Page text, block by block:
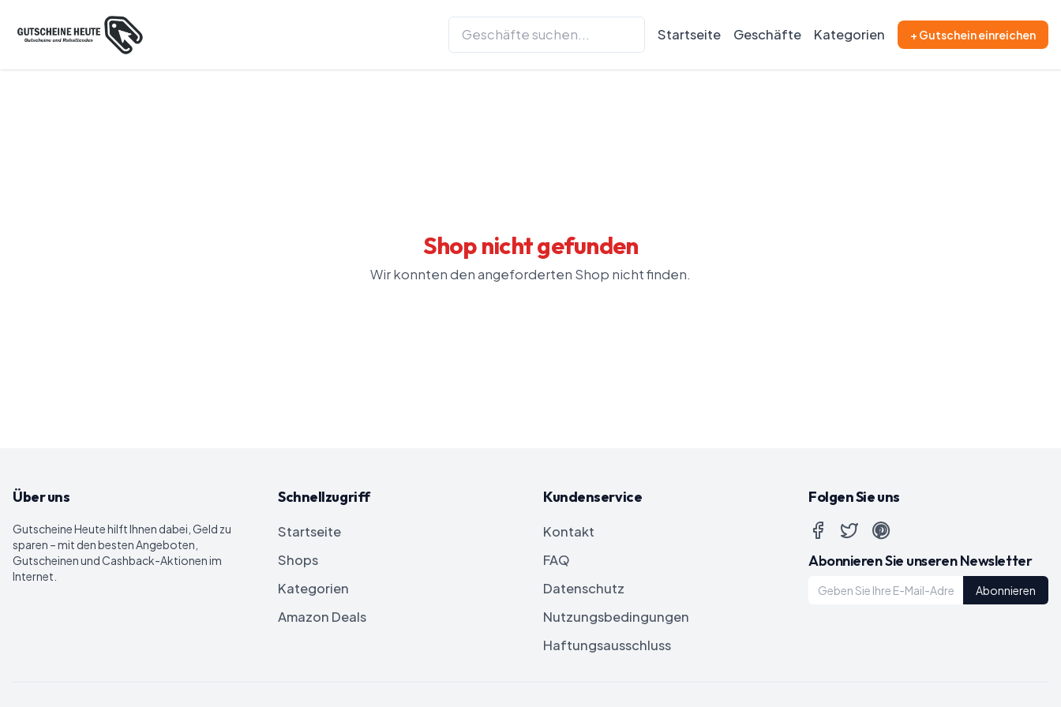
Startseite Geschäfte Kategorien + Gutschein einreichen
Shop nicht gefunden
Wir konnten den angeforderten Shop nicht finden.
Über uns
Gutscheine Heutehilft Ihnen dabei, Geld zu
sparen – mit den besten Angeboten,
Gutscheinen und Cashback-Aktionen im
Internet.
Schnellzugriff
Startseite
Shops
Kategorien
Amazon Deals
Kundenservice
Kontakt
FAQ
Datenschutz
Nutzungsbedingungen
Haftungsausschluss
Folgen Sie uns
Abonnieren Sie unseren Newsletter
Abonnieren